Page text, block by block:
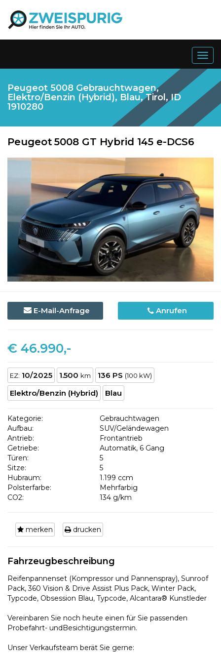
Peugeot 5008 Gebrauchtwagen,
Elektro/Benzin (Hybrid), Blau, Tirol, ID
1910280
Peugeot 5008 GT Hybrid 145 e-DCS6
E-Mail-Anfrage Anrufen
€ 46.990,-
EZ: 10/2025 1.500 km 136 PS (100 kW)
Elektro/Benzin (Hybrid) Blau
Kategorie:
Gebrauchtwagen
Aufbau:
SUV/Geländewagen
Antrieb:
Frontantrieb
Getriebe:
Automatik, 6 Gang
Türen:
5
Sitze:
5
Hubraum:
1.199 ccm
Polsterfarbe:
Mehrfarbig
CO2:
134 g/km
merken drucken
Fahrzeugbeschreibung
Reifenpannenset (Kompressor und Pannenspray), Sunroof
Pack, 360 Vision & Drive Assist Plus Pack, Winter Pack,
Typcode, Obsession Blau, Typcode, Alcantara® Kunstleder
Vereinbaren Sie noch heute einen für Sie passenden
Probefahrt- undBesichtigungstermin.
Unser Verkaufsteam berät Sie gerne: